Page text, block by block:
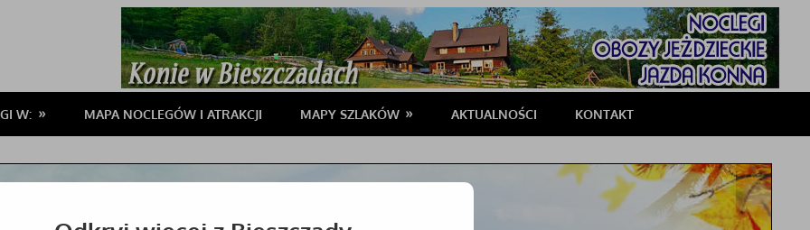
W: MAPA NOCLEGÓW I ATRAKCJI MAPY SZLAKÓW AKTUALNOŚCI KONTAKT